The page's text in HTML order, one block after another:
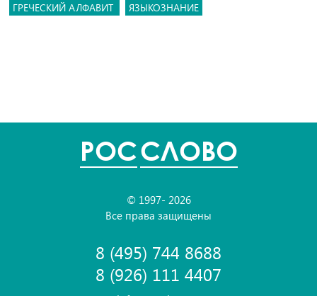
ГРЕЧЕСКИЙ АЛФАВИТ ЯЗЫКОЗНАНИЕ
POCСЛОВО
© 1997- 2026
Все права защищены
8 (495) 744 8688
8 (926) 111 4407